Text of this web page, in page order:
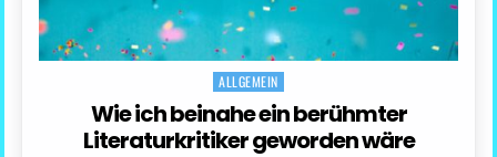
Posted
ALLGEMEIN
Wie ich beinahe ein berühmter
Literaturkritiker geworden wäre